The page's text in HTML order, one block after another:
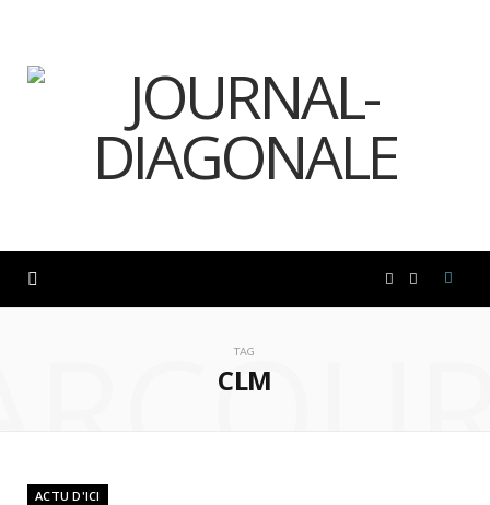
TAG
CLM
ACTU D'ICI